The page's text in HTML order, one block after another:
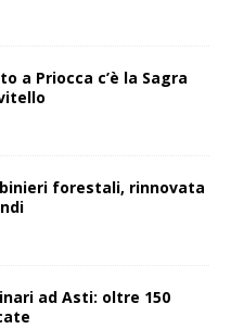
a Priocca c’è la Sagra
forestali, rinnovata
ad Asti: oltre 150